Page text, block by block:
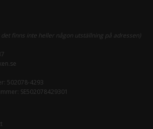
finns inte heller någon utställning på adressen)
502078-4293
SE502078429301